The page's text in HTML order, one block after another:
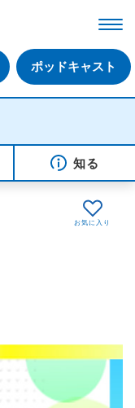
ポッドキャスト
知る